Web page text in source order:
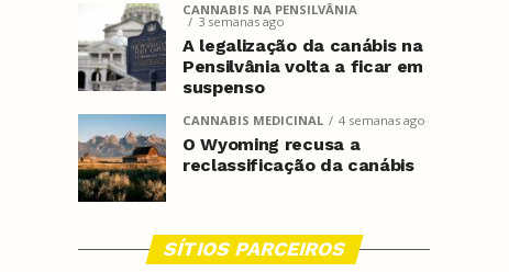
CANNABIS NA PENSILVÂNIA
3 semanas ago
A legalização da canábis na
Pensilvânia volta a ficar em
suspenso
CANNABIS MEDICINAL 4 semanas ago
O Wyoming recusa a
reclassificação da canábis
SÍTIOS PARCEIROS